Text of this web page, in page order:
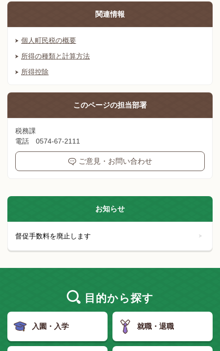
関連情報
個人町民税の概要
所得の種類と計算方法
所得控除
このページの担当部署
税務課
電話 0574-67-2111
ご意見・お問い合わせ
お知らせ
督促手数料を廃止します
目的から探す
入園・入学 就職・退職